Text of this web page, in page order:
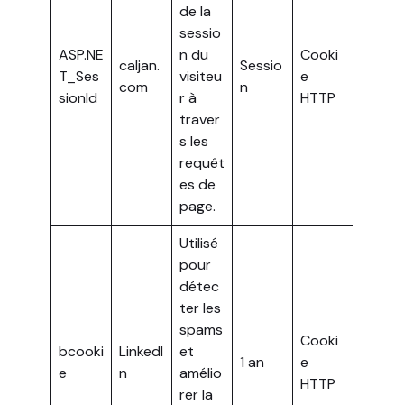
ASP.NE
T_Ses
sionId
caljan.
com
de la
sessio
n du
visiteu
r à
traver
s les
requêt
es de
page.
Sessio
n
Cooki
e
HTTP
bcooki
e
LinkedI
n
Utilisé
pour
détec
ter les
spams
et
amélio
rer la
1 an
Cooki
e
HTTP